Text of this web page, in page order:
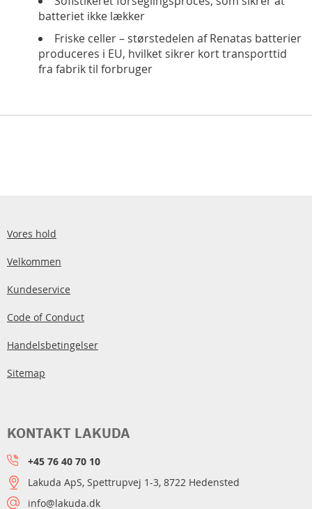
batteriet ikke lækker
Friske celler – størstedelen af Renatas batterier
produceres i EU, hvilket sikrer kort transporttid
fra fabrik til forbruger
Vores hold
Velkommen
Kundeservice
Code of Conduct
Handelsbetingelser
Sitemap
KONTAKT LAKUDA
+45 76 40 70 10
Lakuda ApS, Spettrupvej 1-3, 8722 Hedensted
info@lakuda.dk